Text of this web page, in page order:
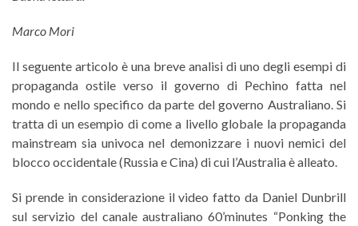
Marco Mori
Il seguente articolo è una breve analisi di uno degli esempi di
propaganda ostile verso il governo di Pechino fatta nel
mondo e nello specifico da parte del governo Australiano. Si
tratta di un esempio di come a livello globale la propaganda
mainstream sia univoca nel demonizzare i nuovi nemici del
blocco occidentale (Russia e Cina) di cui l’Australia è alleato.
Si prende in considerazione il video fatto da Daniel Dunbrill
sul servizio del canale australiano 60’minutes “Ponking the